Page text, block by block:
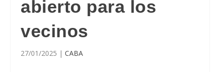
abierto para los
vecinos
27/01/2025 |CABA